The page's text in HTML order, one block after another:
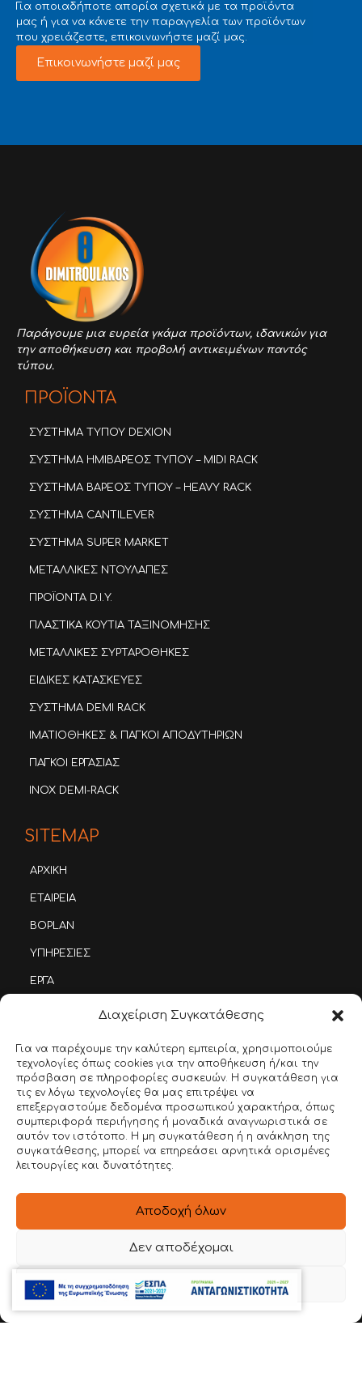
Διαχείριση Συγκατάθεσης
Για να παρέχουμε την καλύτερη εμπειρία, χρησιμοποιούμε
τεχνολογίες όπως cookies για την αποθήκευση ή/και την
πρόσβαση σε πληροφορίες συσκευών. Η συγκατάθεση για
τις εν λόγω τεχνολογίες θα μας επιτρέψει να
επεξεργαστούμε δεδομένα προσωπικού χαρακτήρα, όπως
συμπεριφορά περιήγησης ή μοναδικά αναγνωριστικά σε
αυτόν τον ιστότοπο. Η μη συγκατάθεση ή η ανάκληση της
συγκατάθεσης, μπορεί να επηρεάσει αρνητικά ορισμένες
λειτουργίες και δυνατότητες.
Αποδοχή όλων
Δεν αποδέχομαι
Προβολή προτιμήσεων
Για οποιαδήποτε απορία σχετικά με τα προϊόντα
μας ή για να κάνετε την παραγγελία των προϊόντων
που χρειάζεστε, επικοινωνήστε μαζί μας.
Επικοινωνήστε μαζί μας
Παράγουμε μια ευρεία γκάμα προϊόντων, ιδανικών για
την αποθήκευση και προβολή αντικειμένων παντός
τύπου.
ΠΡΟΪΟΝΤΑ
ΣΥΣΤΗΜΑ ΤΥΠΟΥ DEXION
ΣΥΣΤΗΜΑ ΗΜΙΒΑΡΕΟΣ ΤΥΠΟΥ – MIDI RACK
ΣΥΣΤΗΜΑ ΒΑΡΕΟΣ ΤΥΠΟΥ – HEAVY RACK
ΣΥΣΤΗΜΑ CANTILEVER
ΣΥΣΤΗΜΑ SUPER MARKET
ΜΕΤΑΛΛΙΚΕΣ ΝΤΟΥΛΑΠΕΣ
ΠΡΟΪΟΝΤΑ D.I.Y.
ΠΛΑΣΤΙΚΑ ΚΟΥΤΙΑ ΤΑΞΙΝΟΜΗΣΗΣ
ΜΕΤΑΛΛΙΚΕΣ ΣΥΡΤΑΡΟΘΗΚΕΣ
ΕΙΔΙΚΕΣ ΚΑΤΑΣΚΕΥΕΣ
ΣΥΣΤΗΜΑ DEMI RACK
ΙΜΑΤΙΟΘΗΚΕΣ & ΠΑΓΚΟΙ ΑΠΟΔΥΤΗΡΙΩΝ
ΠΑΓΚΟΙ ΕΡΓΑΣΙΑΣ
INOX DEMI-RACK
SITEMAP
ΑΡΧΙΚΗ
ΕΤΑΙΡΕΙΑ
BOPLAN
ΥΠΗΡΕΣΙΕΣ
ΕΡΓΑ
ΤΡΟΠΟΣ ΧΡΗΣΗΣ
BLOG
ΕΠΙΚΟΙΝΩΝΙΑ
ΣΤΟΙΧΕΙΑ ΕΠΙΚΟΙΝΩΝΙΑΣ
Ιερά Οδός 54 , Βοτανικός
info@dimitroulakos.gr
Αξιολογήστε μας!